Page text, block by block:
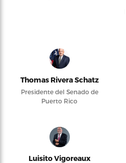
Thomas Rivera Schatz
Presidente del Senado de
Puerto Rico
Luisito Vigoreaux